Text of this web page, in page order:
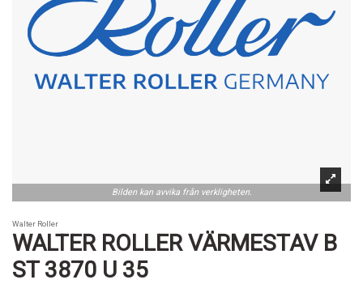
Bilden kan avvika från verkligheten.
Walter Roller
WALTER ROLLER VÄRMESTAV B
ST 3870 U 35